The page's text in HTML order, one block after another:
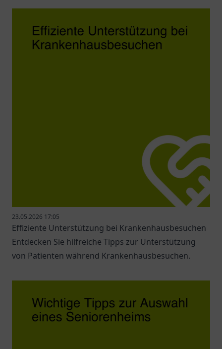
23.05.2026 17:05
Effiziente Unterstützung bei Krankenhausbesuchen
Entdecken Sie hilfreiche Tipps zur Unterstützung
von Patienten während Krankenhausbesuchen.